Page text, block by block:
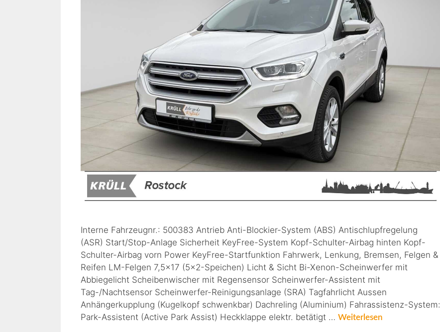
Interne Fahrzeugnr.: 500383 Antrieb Anti-Blockier-System (ABS) Antischlupfregelung
(ASR) Start/Stop-Anlage Sicherheit KeyFree-System Kopf-Schulter-Airbag hinten Kopf-
Schulter-Airbag vorn Power KeyFree-Startfunktion Fahrwerk, Lenkung, Bremsen, Felgen &
Reifen LM-Felgen 7,5×17 (5×2-Speichen) Licht & Sicht Bi-Xenon-Scheinwerfer mit
Abbiegelicht Scheibenwischer mit Regensensor Scheinwerfer-Assistent mit
Tag-/Nachtsensor Scheinwerfer-Reinigungsanlage (SRA) Tagfahrlicht Aussen
Anhängerkupplung (Kugelkopf schwenkbar) Dachreling (Aluminium) Fahrassistenz-System:
Park-Assistent (Active Park Assist) Heckklappe elektr. betätigt … Weiterlesen